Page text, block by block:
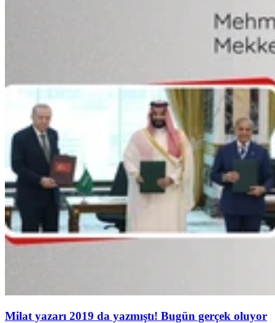
Milat yazarı 2019 da yazmıştı! Bugün gerçek oluyor